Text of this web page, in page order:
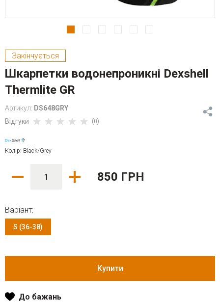
Закінчується
Шкарпетки водонепроникні Dexshell
Thermlite GR
Артикул: DS648GRY
Відгуки
(0)
Колір: Black/Grey
850 ГРН
Варіант:
S (36-38)
Купити
До бажань